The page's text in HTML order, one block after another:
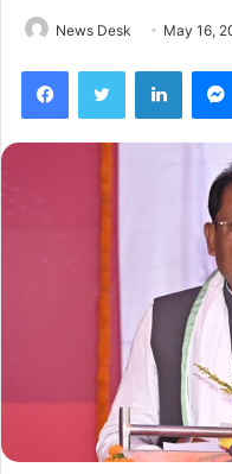
News Desk May 16,